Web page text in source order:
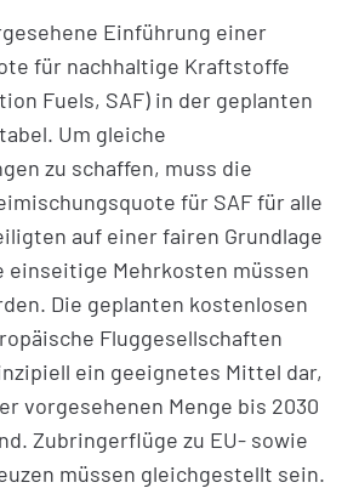
Einführung einer
für nachhaltige Kraftstoffe
Fuels, SAF) in der geplanten
Um gleiche
zu schaffen, muss die
für SAF für alle
auf einer fairen Grundlage
einseitige Mehrkosten müssen
Die geplanten kostenlosen
Fluggesellschaften
ein geeignetes Mittel dar,
vorgesehenen Menge bis 2030
Zubringerflüge zu EU- sowie
müssen gleichgestellt sein.